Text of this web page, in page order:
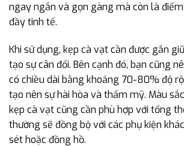
ngay ngắn và gọn gàng mà còn là
đầy tinh tế.
Khi sử dụng, kẹp cà vạt cần được gắn
tạo sự cân đối. Bên cạnh đó, bạn cũng
có chiều dài bằng khoảng 70-80% độ
tạo nên sự hài hòa và thẩm mỹ. Màu
kẹp cà vạt cũng cần phù hợp với tổng
thường sẽ đồng bộ với các phụ kiện
sét hoặc đồng hồ.